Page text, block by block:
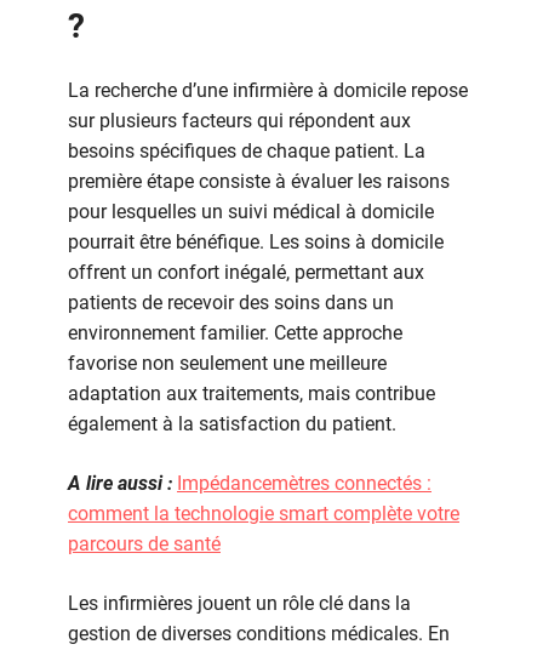
?
La recherche d’une infirmière à domicile repose
sur plusieurs facteurs qui répondent aux
besoins spécifiques de chaque patient. La
première étape consiste à évaluer les raisons
pour lesquelles un suivi médical à domicile
pourrait être bénéfique. Les soins à domicile
offrent un confort inégalé, permettant aux
patients de recevoir des soins dans un
environnement familier. Cette approche
favorise non seulement une meilleure
adaptation aux traitements, mais contribue
également à la satisfaction du patient.
A lire aussi : Impédancemètres connectés :
comment la technologie smart complète votre
parcours de santé
Les infirmières jouent un rôle clé dans la
gestion de diverses conditions médicales. En